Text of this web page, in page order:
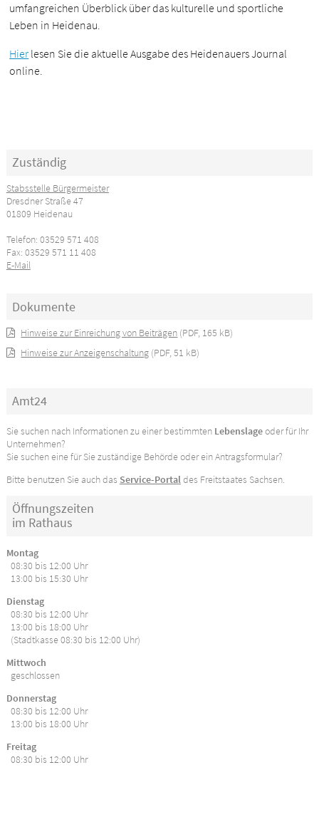
umfangreichen Überblick über das kulturelle und sportliche
Leben in Heidenau.
Hier lesen Sie die aktuelle Ausgabe des Heidenauers Journal
online.
Zuständig
Stabsstelle Bürgermeister
Dresdner Straße 47
01809 Heidenau
Telefon: 03529 571 408
Fax: 03529 571 11 408
E-Mail
Dokumente
Hinweise zur Einreichung von Beiträgen (PDF, 165 kB)
Hinweise zur Anzeigenschaltung (PDF, 51 kB)
Amt24
Sie suchen nach Informationen zu einer bestimmten Lebenslageoder für Ihr
Unternehmen?
Sie suchen eine für Sie zuständige Behörde oder ein Antragsformular?
Bitte benutzen Sie auch das Service-Portaldes Freitstaates Sachsen.
Öffnungszeiten
im Rathaus
Montag
08:30 bis 12:00 Uhr
13:00 bis 15:30 Uhr
Dienstag
08:30 bis 12:00 Uhr
13:00 bis 18:00 Uhr
(Stadtkasse 08:30 bis 12:00 Uhr)
Mittwoch
geschlossen
Donnerstag
08:30 bis 12:00 Uhr
13:00 bis 18:00 Uhr
Freitag
08:30 bis 12:00 Uhr